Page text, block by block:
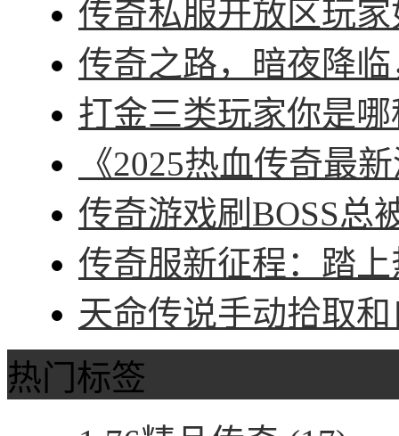
传奇私服开放区玩
传奇之路，暗夜降
打金三类玩家你是
《2025热血传奇最
传奇游戏刷BOSS总
传奇服新征程：踏
天命传说手动拾取
热门标签